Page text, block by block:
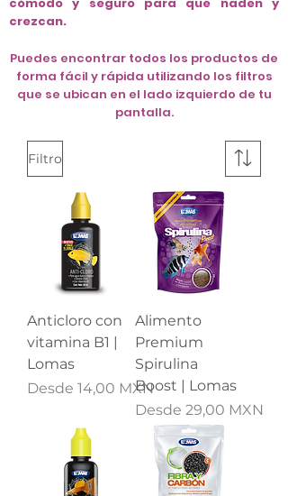
cómodo y seguro para que naden y
crezcan.
​Puedes encontrar todos los productos de
forma fácil y rápida utilizando los filtros
que se ubican en el lado izquierdo de tu
pantalla.
Filtro
Anticloro con
vitamina B1 |
Lomas
Desde 14,00 MXN
Precio de oferta
Alimento
Premium
Spirulina
Boost | Lomas
Desde 29,00 MXN
Precio de oferta